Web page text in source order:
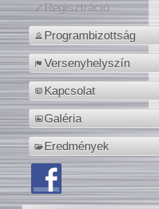
Regisztráció
Programbizottság
Versenyhelyszín
Kapcsolat
Galéria
Eredmények